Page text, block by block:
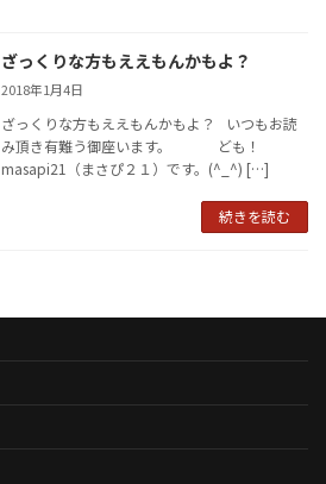
ざっくりな方もええもんかもよ？
2018年1月4日
ざっくりな方もええもんかもよ？ いつもお読
み頂き有難う御座います。 ども！
masapi21（まさぴ２１）です。(^_^) […]
続きを読む